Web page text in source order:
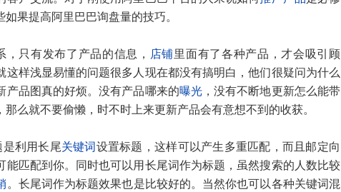
果提高阿里巴巴询盘量的技巧。
只有发布了产品的信息， 店铺里面有了各种产品，才会吸引顾
样浅显易懂的问题很多人现在都没有搞明白，他们很疑问为什么
产品图真的好烦。没有产品哪来的曝光 ，没有不断地更新怎么能带
么就不要偷懒，时不时上来更新产品会有意想不到的收获。
利用长尾关键词设置标题，这样可以产生多重匹配，而且邮定向
能匹配到你。同时也可以用长尾词作为标题，虽然搜索的人数比较
。长尾词作为标题效果也是比较好的。当然你也可以各种关键词混